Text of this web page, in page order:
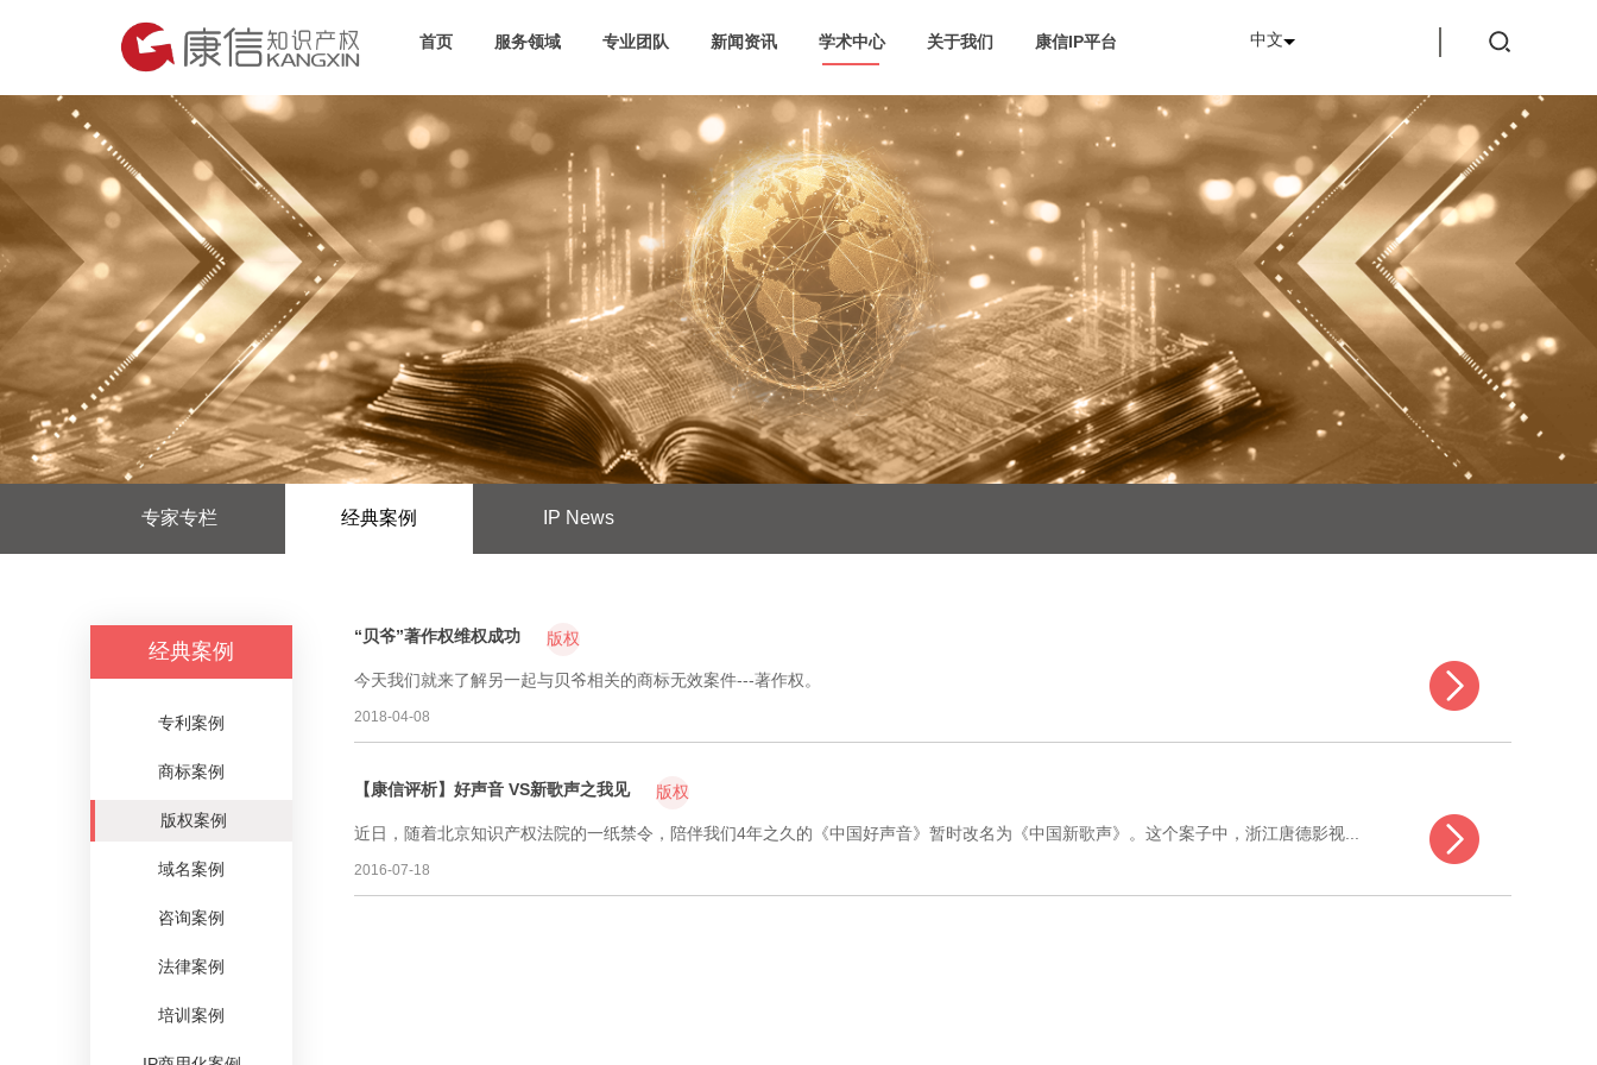
首页 服务领域 专业团队 新闻资讯 学术中心 关于我们 康信IP平台 中文
专家专栏 经典案例 IP News
经典案例
专利案例
商标案例
版权案例
域名案例
咨询案例
法律案例
培训案例
“贝爷”著作权维权成功 版权
今天我们就来了解另一起与贝爷相关的商标无效案件---著作权。
2018-04-08
【康信评析】好声音 VS新歌声之我见 版权
近日，随着北京知识产权法院的一纸禁令，陪伴我们4年之久的《中国好声音》暂时改名为《中国新歌声》。这个案子中，浙江唐德影视...
2016-07-18